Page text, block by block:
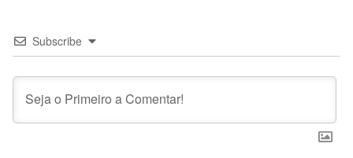
Subscribe